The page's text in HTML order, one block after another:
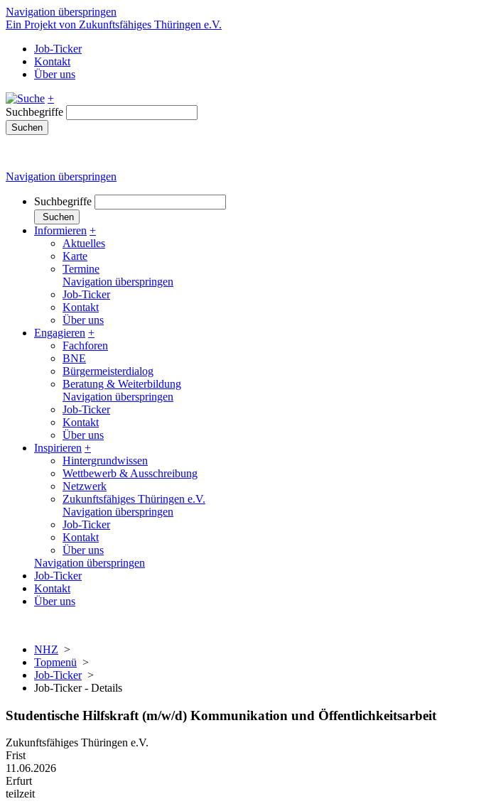
Navigation überspringen
Ein Projekt von Zukunftsfähiges Thüringen e.V.
Job-Ticker
Kontakt
Über uns
+
Suchbegriffe
Suchen
Navigation überspringen
Suchbegriffe
Suchen
Informieren +
Aktuelles
Karte
Termine
Navigation überspringen
Job-Ticker
Kontakt
Über uns
Engagieren +
Fachforen
BNE
Bürgermeisterdialog
Beratung & Weiterbildung
Navigation überspringen
Job-Ticker
Kontakt
Über uns
Inspirieren +
Hintergrundwissen
Wettbewerb & Ausschreibung
Netzwerk
Zukunftsfähiges Thüringen e.V.
Navigation überspringen
Job-Ticker
Kontakt
Über uns
Navigation überspringen
Job-Ticker
Kontakt
Über uns
NHZ >
Topmenü >
Job-Ticker>
Job-Ticker - Details
Studentische Hilfskraft (m/w/d) Kommunikation und Öffentlichkeitsarbeit
Zukunftsfähiges Thüringen e.V.
Frist
11.06.2026
Erfurt
teilzeit